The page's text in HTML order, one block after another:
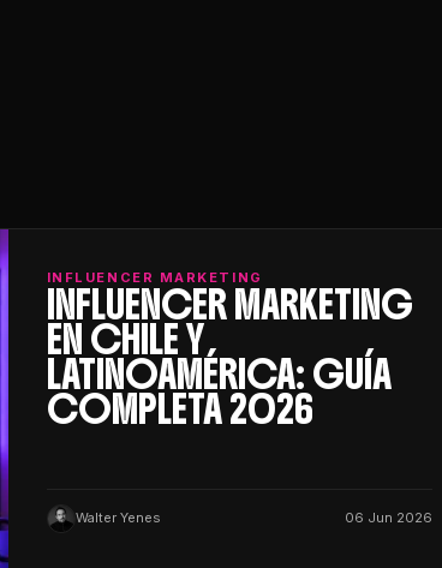
INFLUENCER MARKETING
INFLUENCER MARKETING
EN CHILE Y
LATINOAMÉRICA: GUÍA
COMPLETA 2026
Walter Yenes 06 Jun 2026